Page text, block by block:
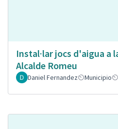
Instal·lar jocs d'aigua a
Alcalde Romeu
Daniel Fernandez Municipio